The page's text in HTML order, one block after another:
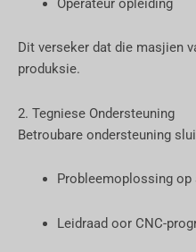
Operateur opleiding
Dit verseker dat die masjien
produksie.
2. Tegniese Ondersteuning
Betroubare ondersteuning
Probleemoplossing
Leidraad oor CNC-